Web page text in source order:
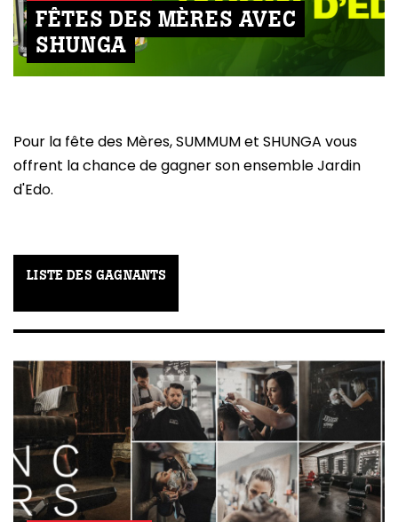
FÊTES DES MÈRES AVEC
SHUNGA
Pour la fête des Mères, SUMMUM et SHUNGA vous
offrent la chance de gagner son ensemble Jardin
d'Edo.
LISTE DES GAGNANTS